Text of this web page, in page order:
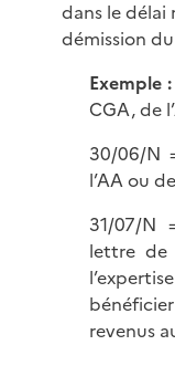
dans le délai
démission
Exemple :
CGA, de
30/06/N
l’AA ou
31/07/N
lettre de
revenus